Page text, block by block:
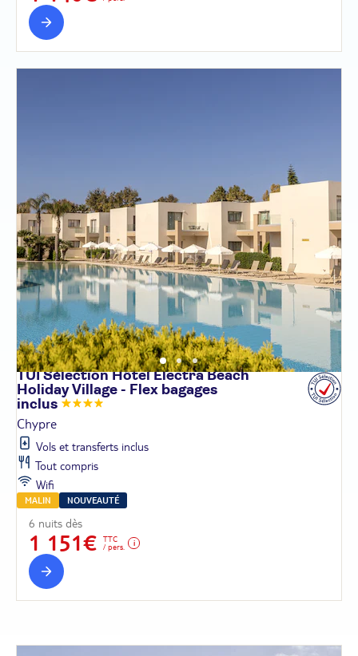
TUI Sélection Hôtel Electra Beach
Holiday Village - Flex bagages
inclus
Chypre
Vols et transferts inclus
Tout compris
Wifi
MALIN NOUVEAUTÉ
6 nuits dès
1 151€
TTC
/ pers.